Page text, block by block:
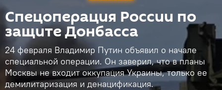
Спецоперация России по
защите Донбасса
24 февраля Владимир Путин объявил о начале
специальной операции. Он заверил, что в планы
Москвы не входит оккупация Украины, только ее
демилитаризация и денацификация.